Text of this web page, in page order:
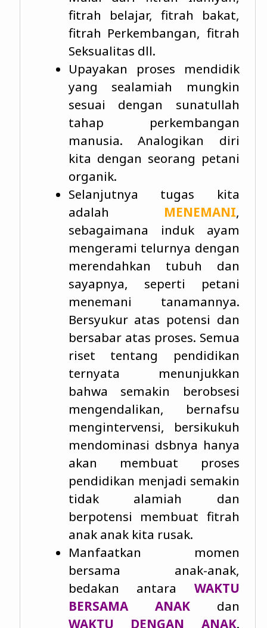
fitrah belajar, fitrah bakat,
fitrah Perkembangan, fitrah
Seksualitas dll.
Upayakan proses mendidik
yang sealamiah mungkin
sesuai dengan sunatullah
tahap perkembangan
manusia. Analogikan diri
kita dengan seorang petani
organik.
Selanjutnya tugas kita
adalah MENEMANI,
sebagaimana induk ayam
mengerami telurnya dengan
merendahkan tubuh dan
sayapnya, seperti petani
menemani tanamannya.
Bersyukur atas potensi dan
bersabar atas proses. Semua
riset tentang pendidikan
ternyata menunjukkan
bahwa semakin berobsesi
mengendalikan, bernafsu
mengintervensi, bersikukuh
mendominasi dsbnya hanya
akan membuat proses
pendidikan menjadi semakin
tidak alamiah dan
berpotensi membuat fitrah
anak anak kita rusak.
Manfaatkan momen
bersama anak-anak,
bedakan antara WAKTU
BERSAMA ANAKdan
WAKTU DENGAN ANAK.